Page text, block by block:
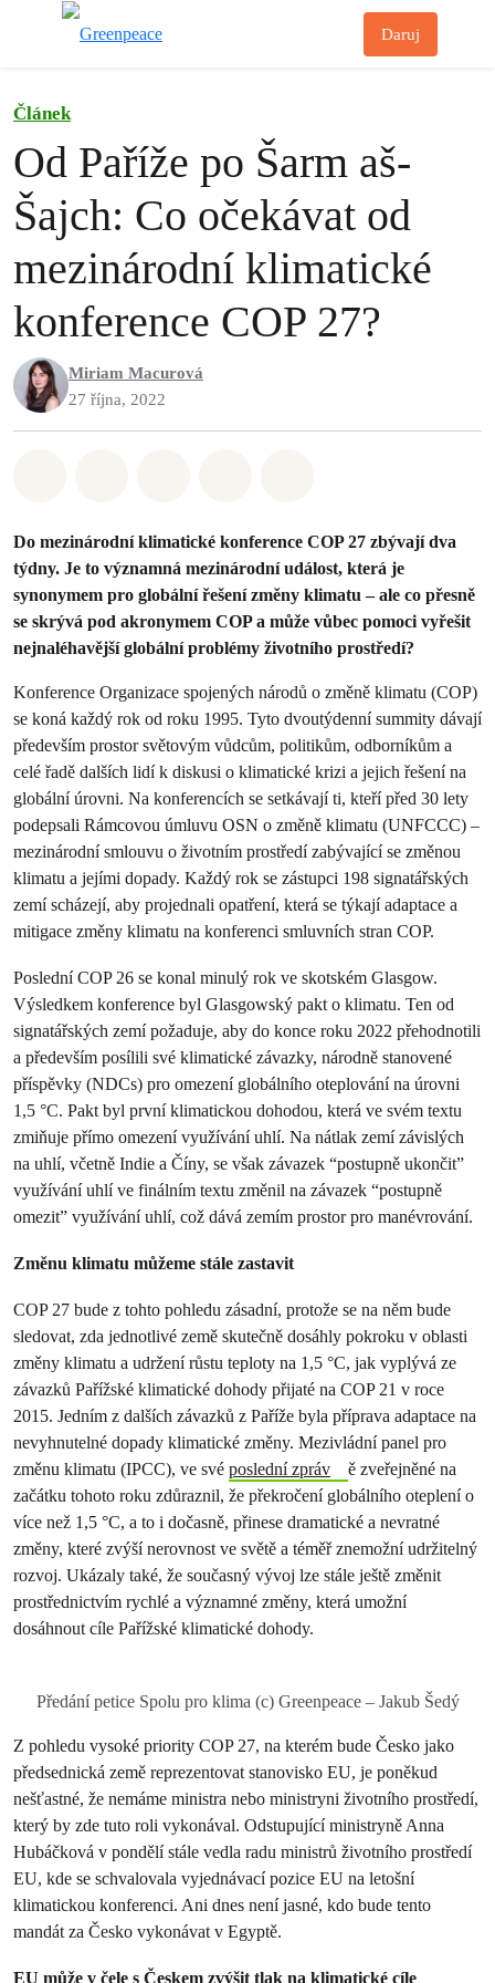
Daruj
Článek
Od Paříže po Šarm aš-
Šajch: Co očekávat od
mezinárodní klimatické
konference COP 27?
Miriam Macurová
27 října, 2022
Do mezinárodní klimatické konference COP 27 zbývají dva
týdny. Je to významná mezinárodní událost, která je
synonymem pro globální řešení změny klimatu – ale co přesně
se skrývá pod akronymem COP a může vůbec pomoci vyřešit
nejnaléhavější globální problémy životního prostředí?
Konference Organizace spojených národů o změně klimatu (COP)
se koná každý rok od roku 1995. Tyto dvoutýdenní summity dávají
především prostor světovým vůdcům, politikům, odborníkům a
celé řadě dalších lidí k diskusi o klimatické krizi a jejich řešení na
globální úrovni. Na konferencích se setkávají ti, kteří před 30 lety
podepsali Rámcovou úmluvu OSN o změně klimatu (UNFCCC) –
mezinárodní smlouvu o životním prostředí zabývající se změnou
klimatu a jejími dopady. Každý rok se zástupci 198 signatářských
zemí scházejí, aby projednali opatření, která se týkají adaptace a
mitigace změny klimatu na konferenci smluvních stran COP.
Poslední COP 26 se konal minulý rok ve skotském Glasgow.
Výsledkem konference byl Glasgowský pakt o klimatu. Ten od
signatářských zemí požaduje, aby do konce roku 2022 přehodnotili
a především posílili své klimatické závazky, národně stanovené
příspěvky (NDCs) pro omezení globálního oteplování na úrovni
1,5 °C. Pakt byl první klimatickou dohodou, která ve svém textu
zmiňuje přímo omezení využívání uhlí. Na nátlak zemí závislých
na uhlí, včetně Indie a Číny, se však závazek “postupně ukončit”
využívání uhlí ve finálním textu změnil na závazek “postupně
omezit” využívání uhlí, což dává zemím prostor pro manévrování.
Změnu klimatu můžeme stále zastavit
COP 27 bude z tohto pohledu zásadní, protože se na něm bude
sledovat, zda jednotlivé země skutečně dosáhly pokroku v oblasti
změny klimatu a udržení růstu teploty na 1,5 °C, jak vyplývá ze
závazků Pařížské klimatické dohody přijaté na COP 21 v roce
2015. Jedním z dalších závazků z Paříže byla příprava adaptace na
nevyhnutelné dopady klimatické změny. Mezivládní panel pro
změnu klimatu (IPCC), ve své poslední zpráv
ě zveřejněné na
začátku tohoto roku zdůraznil, že překročení globálního oteplení o
více než 1,5 °C, a to i dočasně, přinese dramatické a nevratné
změny, které zvýší nerovnost ve světě a téměř znemožní udržitelný
rozvoj. Ukázaly také, že současný vývoj lze stále ještě změnit
prostřednictvím rychlé a významné změny, která umožní
dosáhnout cíle Pařížské klimatické dohody.
Předání petice Spolu pro klima (c) Greenpeace – Jakub Šedý
Z pohledu vysoké priority COP 27, na kterém bude Česko jako
předsednická země reprezentovat stanovisko EU, je poněkud
nešťastné, že nemáme ministra nebo ministryni životního prostředí,
který by zde tuto roli vykonával. Odstupující ministryně Anna
Hubáčková v pondělí stále vedla radu ministrů životního prostředí
EU, kde se schvalovala vyjednávací pozice EU na letošní
klimatickou konferenci. Ani dnes není jasné, kdo bude tento
mandát za Česko vykonávat v Egyptě.
EU může v čele s Českem zvýšit tlak na klimatické cíle